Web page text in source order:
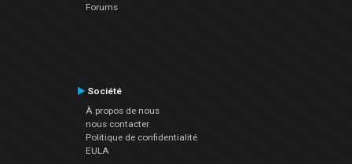
Forums
Société
À propos de nous
nous contacter
Politique de confidentialité
EULA